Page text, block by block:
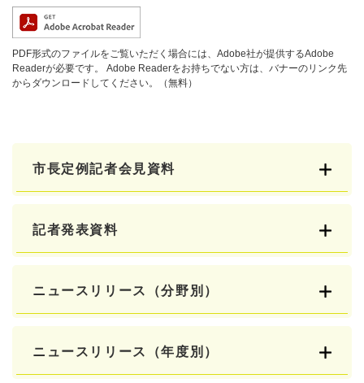
PDF形式のファイルをご覧いただく場合には、Adobe社が提供するAdobe
Readerが必要です。
Adobe Readerをお持ちでない方は、バナーのリンク先
からダウンロードしてください。（無料）
市長定例記者会見資料
記者発表資料
ニュースリリース（分野別）
ニュースリリース（年度別）